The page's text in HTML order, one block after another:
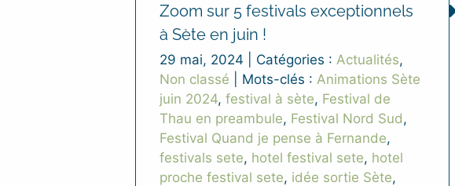
Zoom sur 5 festivals exceptionnels
à Sète en juin !
29 mai, 2024 Catégories : Actualités,
Non classé
Mots-clés : Animations Sète
juin 2024, festival à sète, Festival de
Thau en preambule, Festival Nord Sud,
Festival Quand je pense à Fernande,
festivals sete, hotel festival sete, hotel
proche festival sete, idée sortie Sète,